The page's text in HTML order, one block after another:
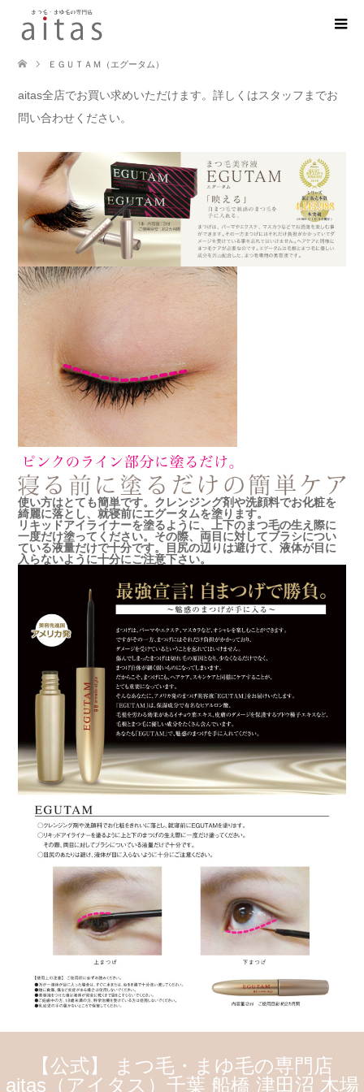
ＥＧＵＴＡＭ（エグータム）
aitas全店でお買い求めいただけます。詳しくはスタッフまでお
問い合わせください。
使い方はとても簡単です。クレンジング剤や洗顔料でお化粧を
綺麗に落とし、就寝前にエグータムを塗ります。
リキッドアイライナーを塗るように、上下のまつ毛の生え際に
一度だけ塗ってください。その際、両目に対してブラシについ
ている液量だけで十分です。目尻の辺りは避けて、液体が目に
入らないように十分にご注意下さい。
【公式】 まつ毛・まゆ毛の専門店
aitas（アイタス）千葉 船橋 津田沼 木場